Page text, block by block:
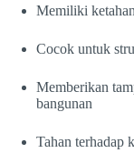
Memiliki
Cocok untuk
Memberikan
bangunan
Tahan terhadap